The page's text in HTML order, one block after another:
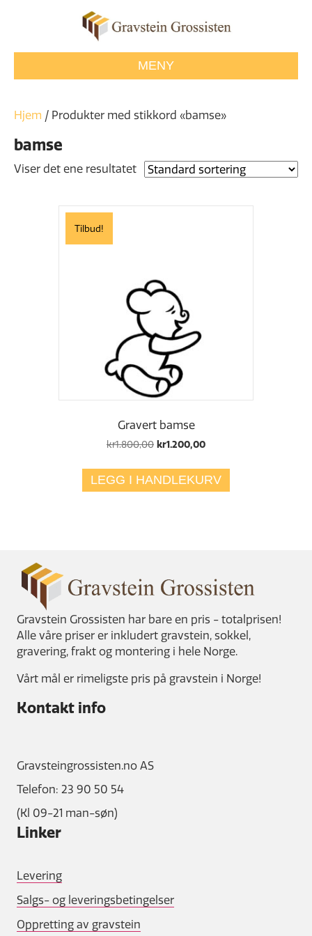
MENY
Hjem / Produkter med stikkord «bamse»
bamse
Viser det ene resultatet
Tilbud!
Gravert bamse
kr1.800,00 Opprinnelig
var:
kr1.800,00.
kr1.200,00Nåværende
er:
kr1.200,00.
LEGG I HANDLEKURV
Gravstein Grossisten har bare en pris - totalprisen!
Alle våre priser er inkludert gravstein, sokkel,
gravering, frakt og montering i hele Norge.
Vårt mål er rimeligste pris på gravstein i Norge!
Kontakt info
Gravsteingrossisten.no AS
Telefon: 23 90 50 54
(Kl 09-21 man-søn)
Linker
Levering
Salgs- og leveringsbetingelser
Oppretting av gravstein